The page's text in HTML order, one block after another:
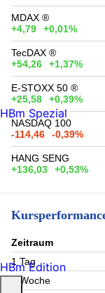
MDAX ®
+4,79
+0,01%
TecDAX ®
+54,26
+1,37%
E-STOXX 50 ®
+25,58
+0,39%
NASDAQ 100
-114,46
-0,39%
HANG SENG
+136,03
+0,53%
Zeitraum
1 Tag
1 Woche
HBm Spezial
HBm Edition